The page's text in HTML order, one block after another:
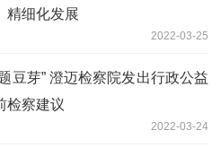
精细化发展
2022-03-25
豆芽” 澄迈检察院发出行政公益
检察建议
2022-03-24